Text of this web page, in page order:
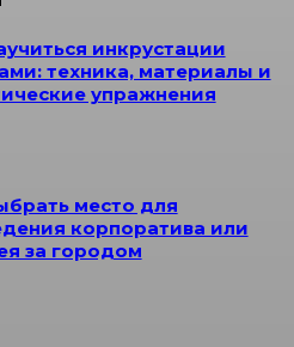
инкрустации
техника, материалы и
упражнения
место для
корпоратива или
за городом